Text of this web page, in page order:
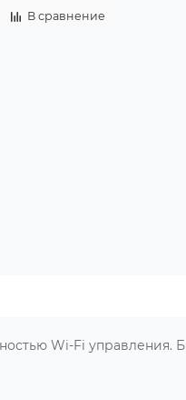
В сравнение
Wi-Fi управления.